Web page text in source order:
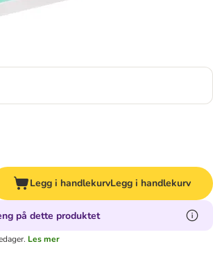
Legg i handlekurvLegg i handlekurv
på dette produktet
Les mer